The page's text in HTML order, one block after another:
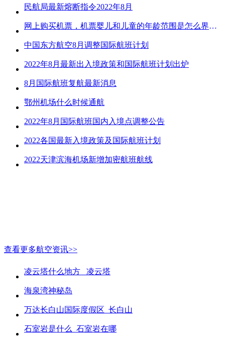
民航局最新熔断指令2022年8月
网上购买机票，机票婴儿和儿童的年龄范围是怎么界定的？
中国东方航空8月调整国际航班计划
2022年8月最新出入境政策和国际航班计划出炉
8月国际航班复航最新消息
鄂州机场什么时候通航
2022年8月国际航班国内入境点调整公告
2022各国最新入境政策及国际航班计划
2022天津滨海机场新增加密航班航线
查看更多航空资讯>>
凌云塔什么地方_ 凌云塔
海泉湾神秘岛
万达长白山国际度假区_长白山
石室岩是什么_石室岩在哪